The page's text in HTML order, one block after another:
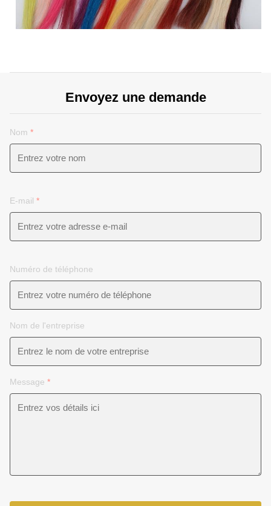
Envoyez une demande
Nom *
E-mail *
Numéro de téléphone
Nom de l'entreprise
Message *